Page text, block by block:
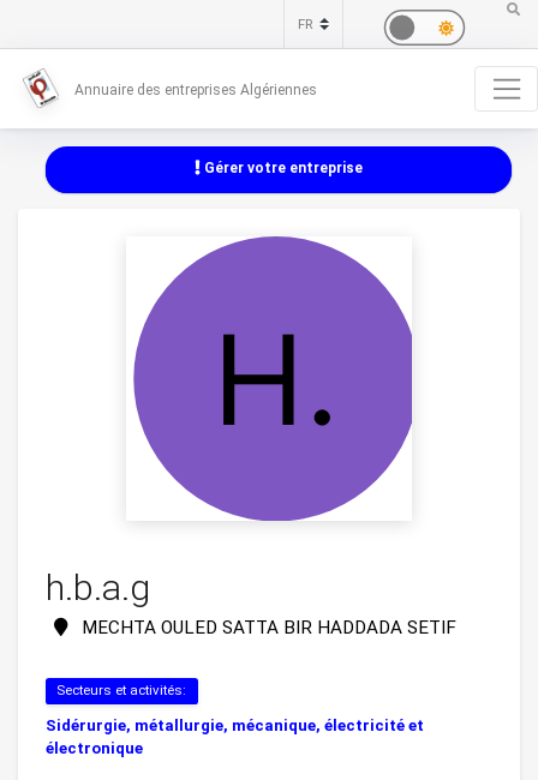
Annuaire des entreprises Algériennes
Gérer votre entreprise
h.b.a.g
MECHTA OULED SATTA BIR HADDADA SETIF
Secteurs et activités:
Sidérurgie, métallurgie, mécanique, électricité et
électronique